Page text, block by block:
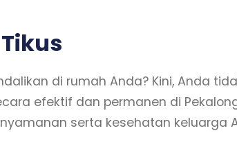
di rumah Anda? Kini, Anda
efektif dan permanen di
serta kesehatan keluarga